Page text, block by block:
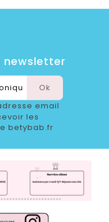
newsletter
email
les
betybab.fr